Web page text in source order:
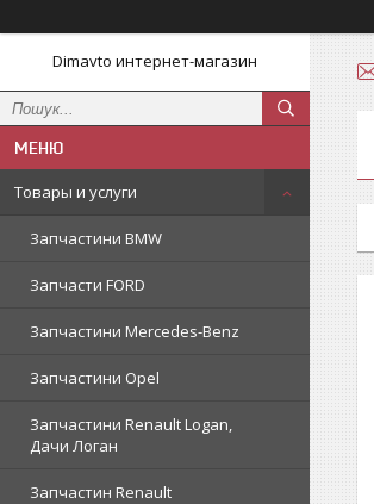
Dimavto интернет-магазин
Товары и услуги
Запчастини BMW
Запчасти FORD
Запчастини Mercedes-Benz
Запчастини Opel
Запчастини Renault Logan,
Дачи Логан
Запчастин Renault